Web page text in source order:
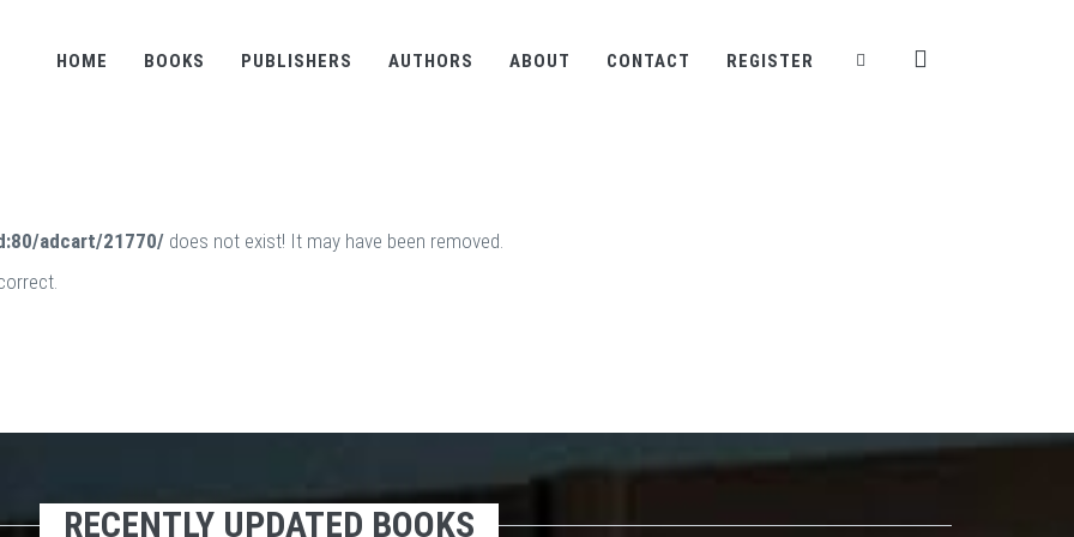
HOME BOOKS PUBLISHERS AUTHORS ABOUT CONTACT REGISTER
adcart/21770/ does not exist! It may have been removed.
RECENTLY UPDATED BOOKS